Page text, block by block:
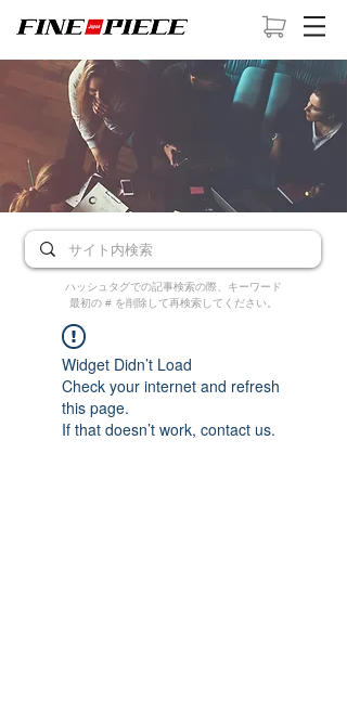
ハッシュタグでの記事検索の際、キーワード
最初の # を削除して再検索してください。
Widget Didn’t Load
Check your internet and refresh
this page.
If that doesn’t work, contact us.